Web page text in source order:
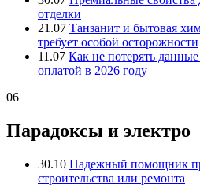
отделки
21.07 Танзанит и бытовая
требует особой осторожности
11.07 Как не потерять
оплатой в 2026 году
06
Парадоксы и электро
30.10 Надежный помощник
строительства или ремонта